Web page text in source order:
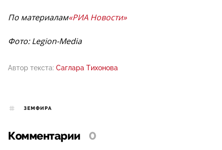
По материалам«РИА Новости»
Фото: Legion-Media
Автор текста: Саглара Тихонова
ЗЕМФИРА
Комментарии 0